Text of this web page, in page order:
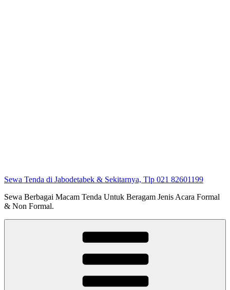
Sewa Tenda di Jabodetabek & Sekitarnya, Tlp 021 82601199
Sewa Berbagai Macam Tenda Untuk Beragam Jenis Acara Formal
& Non Formal.